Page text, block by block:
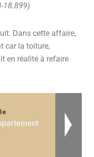
18.899)
Dans cette affaire,
car la toiture,
en réalité à refaire